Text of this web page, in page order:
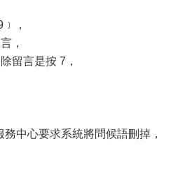
，
，
留言是按 7，
中心要求系統將問候語刪掉，